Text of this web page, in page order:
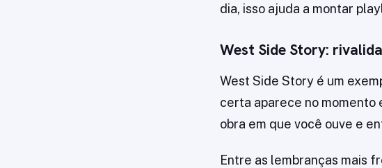
dia, isso ajuda a montar
West Side Story:
West Side Story é um
certa aparece no momento
obra em que você ouve e
Entre as lembranças mais